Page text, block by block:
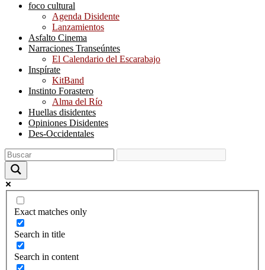
foco cultural
Agenda Disidente
Lanzamientos
Asfalto Cinema
Narraciones Transeúntes
El Calendario del Escarabajo
Inspírate
KitBand
Instinto Forastero
Alma del Río
Huellas disidentes
Opiniones Disidentes
Des-Occidentales
Exact matches only
Search in title
Search in content